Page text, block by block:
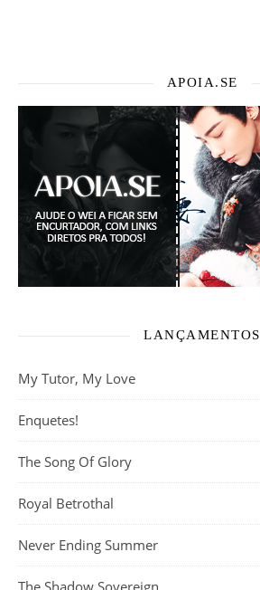
APOIA.SE
LANÇAMENTOS
My Tutor, My Love
Enquetes!
The Song Of Glory
Royal Betrothal
Never Ending Summer